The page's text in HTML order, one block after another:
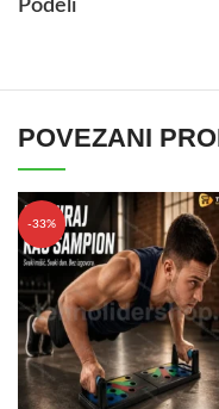
Podeli
POVEZANI
-33%